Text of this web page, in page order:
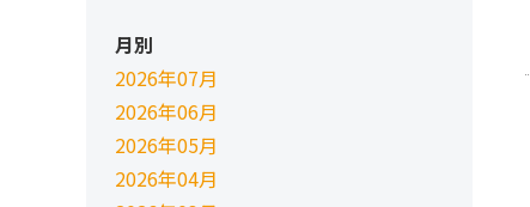
月別
2026年07月
2026年06月
2026年05月
2026年04月